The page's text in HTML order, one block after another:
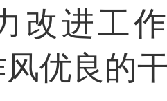
改进工
优良的